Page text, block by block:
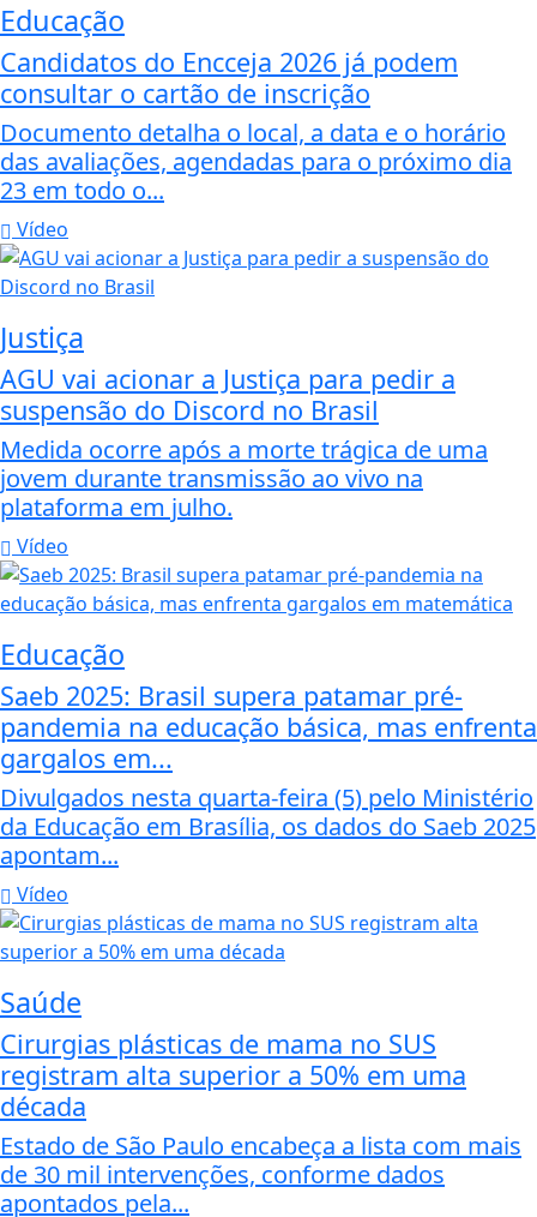
Educação
Candidatos do Encceja 2026 já podem
consultar o cartão de inscrição
Documento detalha o local, a data e o horário
das avaliações, agendadas para o próximo dia
23 em todo o...
Vídeo
Justiça
AGU vai acionar a Justiça para pedir a
suspensão do Discord no Brasil
Medida ocorre após a morte trágica de uma
jovem durante transmissão ao vivo na
plataforma em julho.
Vídeo
Educação
Saeb 2025: Brasil supera patamar pré-
pandemia na educação básica, mas enfrenta
gargalos em...
Divulgados nesta quarta-feira (5) pelo Ministério
da Educação em Brasília, os dados do Saeb 2025
apontam...
Vídeo
Saúde
Cirurgias plásticas de mama no SUS
registram alta superior a 50% em uma
década
Estado de São Paulo encabeça a lista com mais
de 30 mil intervenções, conforme dados
apontados pela...